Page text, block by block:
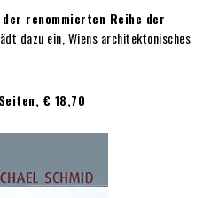
der renommierten Reihe der
dazu ein, Wiens architektonisches
€ 18,70